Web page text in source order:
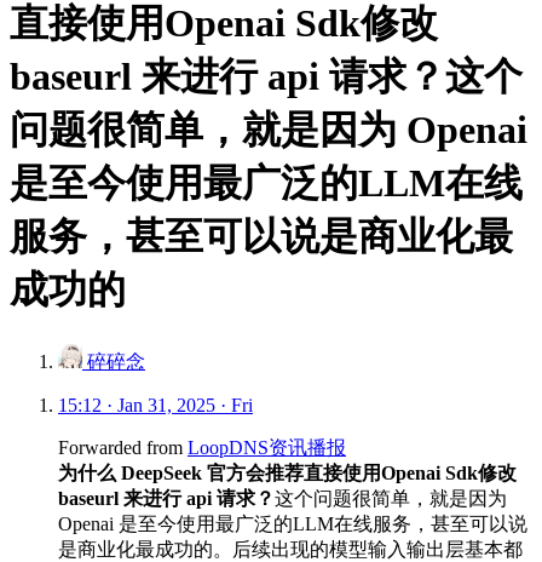
直接使用Openai Sdk修改
baseurl 来进行 api 请求？这个
问题很简单，就是因为 Openai
是至今使用最广泛的LLM在线
服务，甚至可以说是商业化最
成功的
碎碎念
15:12 · Jan 31, 2025 · Fri
Forwarded from LoopDNS资讯播报
为什么 DeepSeek 官方会推荐直接使用Openai Sdk修改
baseurl 来进行 api 请求？这个问题很简单，就是因为
Openai 是至今使用最广泛的LLM在线服务，甚至可以说
是商业化最成功的。后续出现的模型输入输出层基本都